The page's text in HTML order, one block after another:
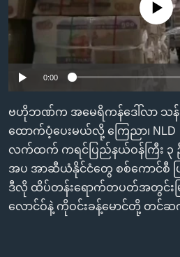
သို့
ကျော်
နေရာ
ရန်
ဗွီအိုအေ လူမှုကွန်ယက်များ
ဘာသာစကားများ
No media source
0:00
ဗဟိုဘဏ်က အမေရိကန်ဒေါ်လာ သန်
ထောက်ပံ့ပေးမယ်လို့ ကြေညာ၊ NLD
လက်ထက် ကရင်ပြည်နယ်ဝန်ကြီး ၃ ဦ
အပ အာဆီယံနိုင်ငံတွေ စစ်ကောင်စီ ပ
ဒီလို ထိပ်တန်းရောက်တပတ်အတွင်းမ
လောင်ဝ်နဲ့ ကိုဝင်းခန့်မောင်တို့ တင်